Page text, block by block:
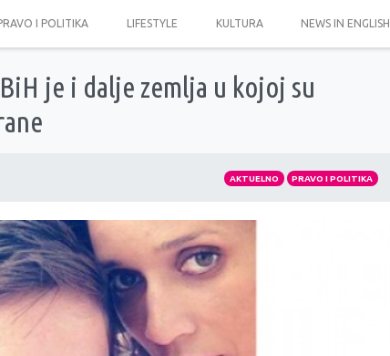
I POLITIKA LIFESTYLE KULTURA NEWS IN ENGLISH
je i dalje zemlja u kojoj su
AKTUELNO PRAVO I POLITIKA